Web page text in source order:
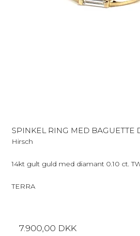
SPINKEL RING MED BAGUETTE
Hirsch
14kt gult guld med diamant 0.10 ct.
TERRA
7.900,00 DKK